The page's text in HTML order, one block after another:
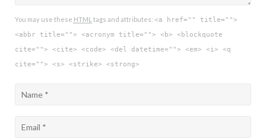
You may use these HTML tags and attributes: <a href="" title="">
<abbr title=""> <acronym title=""> <b> <blockquote
cite=""> <cite> <code> <del datetime=""> <em> <i> <q
cite=""> <s> <strike> <strong>